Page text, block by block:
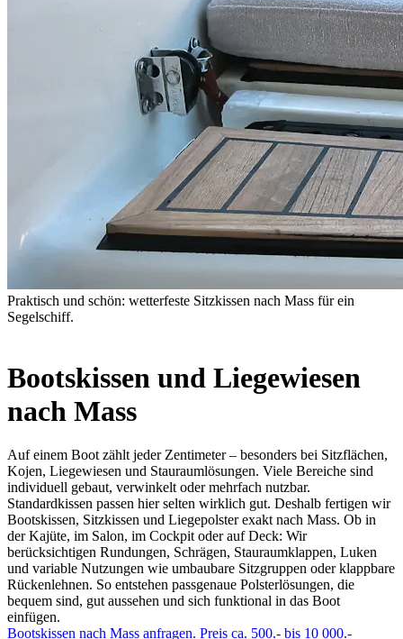
Praktisch und schön: wetterfeste Sitzkissen nach Mass für ein
Segelschiff.
Bootskissen und Liegewiesen
nach Mass
Auf einem Boot zählt jeder Zentimeter – besonders bei Sitzflächen,
Kojen, Liegewiesen und Stauraumlösungen. Viele Bereiche sind
individuell gebaut, verwinkelt oder mehrfach nutzbar.
Standardkissen passen hier selten wirklich gut. Deshalb fertigen wir
Bootskissen, Sitzkissen und Liegepolster exakt nach Mass. Ob in
der Kajüte, im Salon, im Cockpit oder auf Deck: Wir
berücksichtigen Rundungen, Schrägen, Stauraumklappen, Luken
und variable Nutzungen wie umbaubare Sitzgruppen oder klappbare
Rückenlehnen. So entstehen passgenaue Polsterlösungen, die
bequem sind, gut aussehen und sich funktional in das Boot
einfügen.
Bootskissen nach Mass anfragen. Preis ca. 500.- bis 10 000.-